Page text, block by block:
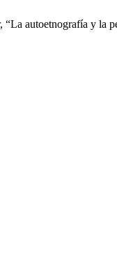
autoetnografía y la